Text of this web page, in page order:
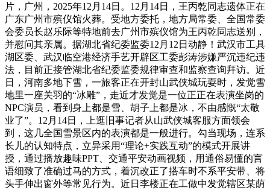
片，广州，2025年12月14日。12月14日，王丙乾同志遗体正在
广东广州市殡仪馆火葬。受地方委托，地方局常委、全国常委
会委员长赵乐际等特地前去广州市殡仪馆为王丙乾同志送别，
并慰问其亲属。据湖北省纪委监委12月12日动静！武汉市工具
湖区委、武汉临空港经济手艺开辟区工委彭涛涉嫌严沉违纪违
法，目前正接管湖北省纪委监委规律审查和监察查询拜访。近
日，河南多地下雪，一旅客正在开封山武侠城玩耍时，发觉雪
地里一座关羽的“冰雕”，走近才发觉是一位正正在表演坐岗的
NPC演员，看到身上都是雪、胡子上都是冰，不由感慨“太敬
业了”。12月14日，上逛旧事记者从山武侠城客服方面领会
到，这几全国雪景区内的表演都是一般进行。勾当现场，连系
长儿的认知特点，立异采用“理论+实践互动”的模式开展讲
授，通过播放趣味PPT、交通平安动画视频，用通俗易懂的言
语细致了准确过马的方式，着沉改正了搭车时不系平安带、将
头手伸出窗外等常见行为。近日李楼正在工做中发觉辖区某荫